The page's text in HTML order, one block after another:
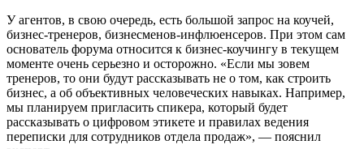
У агентов, в свою очередь, есть большой запрос на коучей,
бизнес-тренеров, бизнесменов-инфлюенсеров. При этом сам
основатель форума относится к бизнес-коучингу в текущем
моменте очень серьезно и осторожно. «Если мы зовем
тренеров, то они будут рассказывать не о том, как строить
бизнес, а об объективных человеческих навыках. Например,
мы планируем пригласить спикера, который будет
рассказывать о цифровом этикете и правилах ведения
переписки для сотрудников отдела продаж», — пояснил